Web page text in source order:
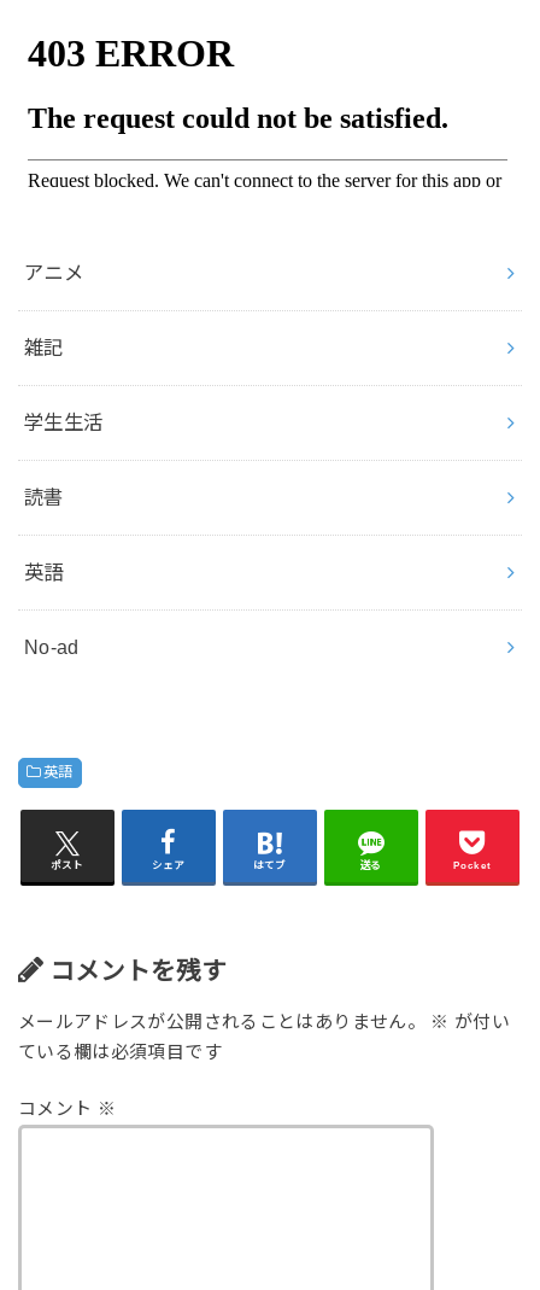
アニメ
雑記
学生生活
読書
英語
No-ad
英語
ポスト シェア はてブ 送る Pocket
コメントを残す
メールアドレスが公開されることはありません。 ※ が付い
ている欄は必須項目です
コメント ※